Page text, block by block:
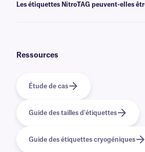
variables ou sérialisées issues d'une base de
Les étiquettes NitroTAG peuvent-elles
Ressources
Étude de cas
Guide des tailles d'étiquettes
Guide des étiquettes cryogéniques